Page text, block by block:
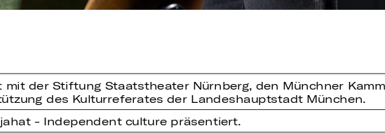
mit der Stiftung Staatstheater Nürnberg, den Münchner
des Kulturreferates der Landeshauptstadt München.
- Independent culture präsentiert.